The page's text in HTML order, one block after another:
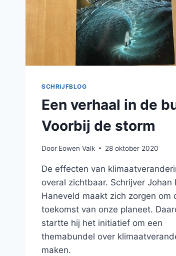
SCHRIJFBLOG
Een verhaal in de
Voorbij de storm
Door Eowen Valk 28 oktober 2020
De effecten van
overal zichtbaar. Schrijver Johan
Haneveld maakt zich zorgen om
toekomst van onze planeet.
startte hij het initiatief om een
themabundel over
maken.